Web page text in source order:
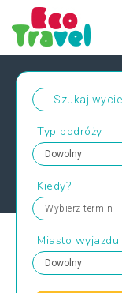
Typ podróży
Kiedy?
Wybierz termin
Miasto wyjazdu